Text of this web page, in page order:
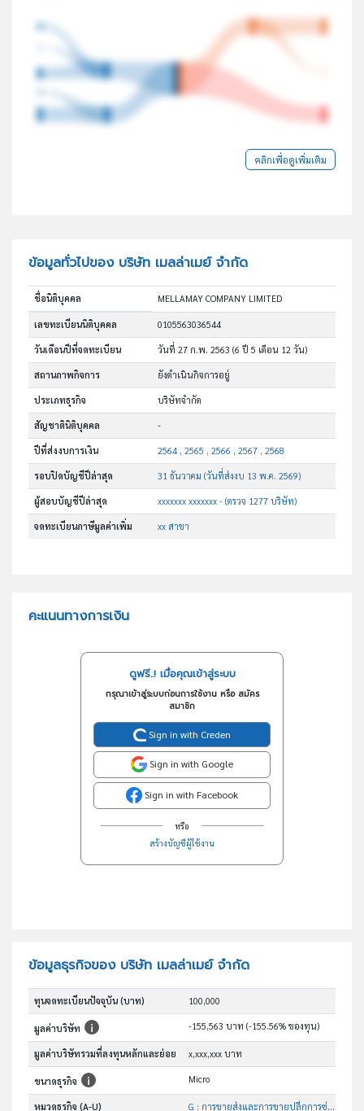
คลิกเพื่อดูเพิ่มเติม
ข้อมูลทั่วไปของ บริษัท เมลล่าเมย์ จำกัด
ชื่อนิติบุคคล MELLAMAY COMPANY LIMITED
เลขทะเบียนนิติบุคคล 0105563036544
วันเดือนปีที่จดทะเบียน วันที่ 27 ก.พ. 2563(6 ปี 5 เดือน 12 วัน)
สถานภาพกิจการ ยังดำเนินกิจการอยู่
ประเภทธุรกิจ บริษัทจำกัด
สัญชาตินิติบุคคล -
ปีที่ส่งงบการเงิน 2564 , 2565 , 2566 , 2567 , 2568
รอบปิดบัญชีปีล่าสุด 31 ธันวาคม (วันที่ส่งงบ 13 พ.ค. 2569)
ผู้สอบบัญชีปีล่าสุด xxxxxxx xxxxxxx - (ตรวจ 1277 บริษัท)
จดทะเบียนภาษีมูลค่าเพิ่ม xx สาขา
คะแนนทางการเงิน
ดูฟรี..! เมื่อคุณเข้าสู่ระบบ
กรุณาเข้าสู่ระบบก่อนการใช้งาน หรือ สมัคร
สมาชิก
Sign in with Creden
Sign in with Google
Sign in with Facebook
หรือ
สร้างบัญชีผู้ใช้งาน
ข้อมูลธุรกิจของ บริษัท เมลล่าเมย์ จำกัด
ทุนจดทะเบียนปัจจุบัน (บาท) 100,000
มูลค่าบริษัท -155,563 บาท (-155.56% ของทุน)
มูลค่าบริษัทรวมที่ลงทุนหลักและย่อย x,xxx,xxx บาท
ขนาดธุรกิจ Micro
หมวดธุรกิจ (A-U) G : การขายส่งและการขายปลีกการซ่อมยานยนต์และ จักรยานยนต์